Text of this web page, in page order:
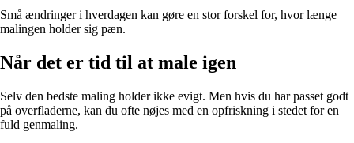
Små ændringer i hverdagen kan gøre en stor forskel for, hvor længe
malingen holder sig pæn.
Når det er tid til at male igen
Selv den bedste maling holder ikke evigt. Men hvis du har passet godt
på overfladerne, kan du ofte nøjes med en opfriskning i stedet for en
fuld genmaling.